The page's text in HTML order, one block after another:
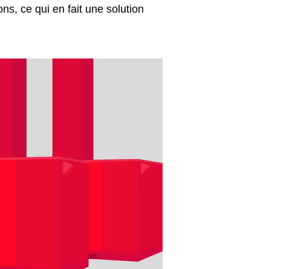
ce qui en fait une solution